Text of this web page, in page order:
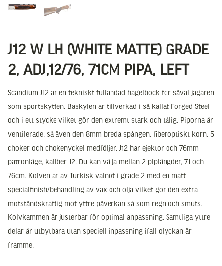
J12 W LH (WHITE MATTE) GRADE
2, ADJ,12/76, 71CM PIPA, LEFT
Scandium J12 är en tekniskt fulländad hagelbock för såväl jägaren
som sportskytten. Baskylen är tillverkad i så kallat Forged Steel
och i ett stycke vilket gör den extremt stark och tålig. Piporna är
ventilerade, så även den 8mm breda spången, fiberoptiskt korn. 5
choker och chokenyckel medföljer. J12 har ejektor och 76mm
patronläge, kaliber 12. Du kan välja mellan 2 piplängder, 71 och
76cm. Kolven är av Turkisk valnöt i grade 2 med en matt
specialfinish/behandling av vax och olja vilket gör den extra
motståndskraftig mot yttre påverkan så som regn och smuts.
Kolvkammen är justerbar för optimal anpassning. Samtliga yttre
delar är utbytbara utan speciell inpassning ifall olyckan är
framme.